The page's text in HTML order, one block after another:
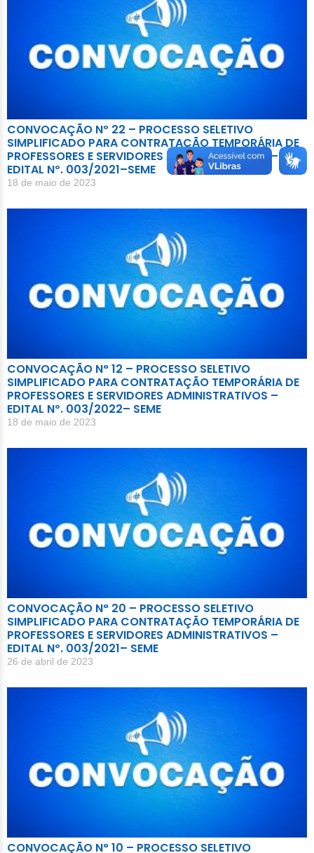
CONVOCAÇÃO Nº 22 – PROCESSO SELETIVO
SIMPLIFICADO PARA CONTRATAÇÃO TEMPORÁRIA DE
PROFESSORES E SERVIDORES ADMINISTRATIVOS –
EDITAL Nº. 003/2021–SEME
18 de maio de 2023
CONVOCAÇÃO N° 12 – PROCESSO SELETIVO
SIMPLIFICADO PARA CONTRATAÇÃO TEMPORÁRIA DE
PROFESSORES E SERVIDORES ADMINISTRATIVOS –
EDITAL Nº. 003/2022– SEME
18 de maio de 2023
CONVOCAÇÃO N° 20 – PROCESSO SELETIVO
SIMPLIFICADO PARA CONTRATAÇÃO TEMPORÁRIA DE
PROFESSORES E SERVIDORES ADMINISTRATIVOS –
EDITAL Nº. 003/2021– SEME
26 de abril de 2023
CONVOCAÇÃO N° 10 – PROCESSO SELETIVO